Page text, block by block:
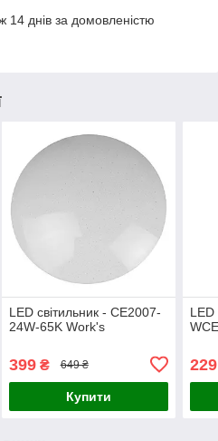
днів за домовленістю
LED світильник - CE2007-
24W-65K Work's
399₴ 649 ₴
Купити
LED
229